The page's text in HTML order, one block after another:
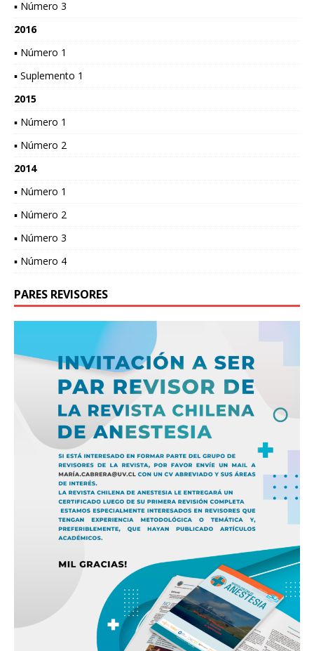
▪ Número 3
2016
▪ Número 1
▪ Suplemento 1
2015
▪ Número 1
▪ Número 2
2014
▪ Número 1
▪ Número 2
▪ Número 3
▪ Número 4
PARES REVISORES